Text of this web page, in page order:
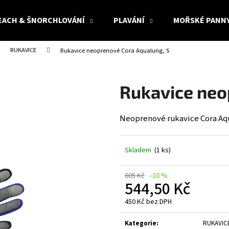
& ŠNORCHLOVÁNÍ PLAVÁNÍ MOŘSKÉ
RUKAVICE Rukavice neoprenové Cora Aqualung, S
Rukavice
Neoprenové rukavice Cora
Skladem (1 ks)
605 Kč –10 %
544,50 Kč
450 Kč bez DPH
Měrná
cena:
Kategorie:
Co potřebujete najít?
HLEDAT